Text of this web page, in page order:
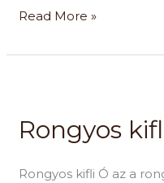
Read More »
Rongyos
Rongyos kifli Ó az a